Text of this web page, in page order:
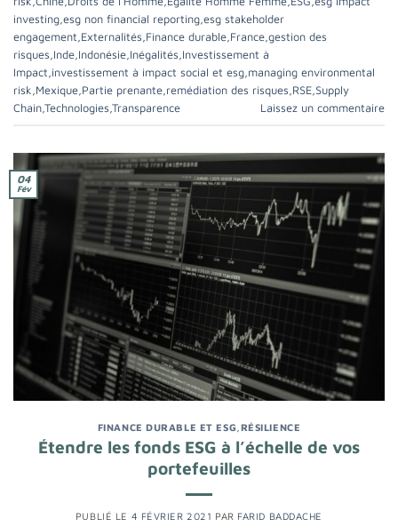
investing,esg non financial reporting,esg stakeholder
engagement,Externalités,Finance durable,France,gestion des
risques,Inde,Indonésie,Inégalités,Investissement à
Impact,investissement à impact social et esg,managing environmental
risk,Mexique,Partie prenante,remédiation des risques,RSE,Supply
Chain,Technologies,Transparence Laissez un commentaire
04
Fév
FINANCE DURABLE ET ESG RÉSILIENCE
Étendre les fonds ESG à l’échelle de vos
portefeuilles
PUBLIÉ LE 4 FÉVRIER 2021 PAR FARID BADDACHE